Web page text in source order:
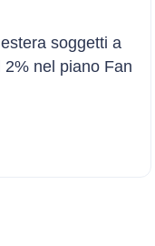
soggetti a
nel piano Fan